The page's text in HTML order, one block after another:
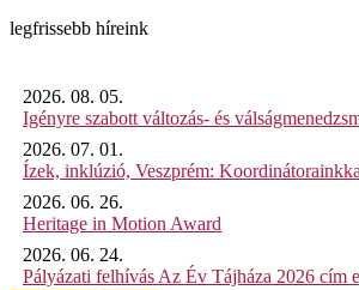
legfrissebb híreink
2026. 08. 05.
Igényre szabott változás- és
2026. 07. 01.
Ízek, inklúzió, Veszprém:
2026. 06. 26.
Heritage in Motion Award
2026. 06. 24.
Pályázati felhívás Az Év Tájháza 2026 cím